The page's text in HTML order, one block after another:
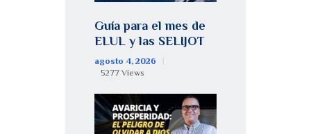
Guía para el mes de
ELUL y las SELIJOT
agosto 4, 2026
5277 Views